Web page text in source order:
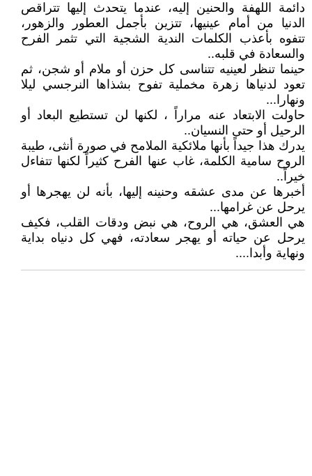
دائمة اللهفة والحنين إليه، عندما يتحدث إليها تتراقص
الدنيا من أمام عينيها، تتزين بأجمل العطور والزهور،
تتفوه بأعذب الكلمات الندية الشجية التي تثمر الفرح
والسعادة في قلبه..
حينما تنظر لعينيه تتناسى كل حزن أو ملام أو شجن، ثم
تعود لدنياها زهرة مخملية تفوح بشذاها النرجسي ليلا
ونهارا...
حاولت الابتعاد عنه مراراً ، لكنها لن تستطيع البعاد أو
الرحيل أو حتى النسيان..
يدرك هذا جيداً بأنها ملائكية الملامح في صورة أنثى، طيبة
الروح سامية الكلمة، غاب عنها الفرح كثيراً لكنها تتفاءل
خيراً..
أخبرها عن مدى عشقه وحنينه إليها، بأنه لن يهجرها أو
يرحل عن غرامها...
هي العشق، هي الروح، هي نبض ودقات القلب، فكيف
يرحل عن حياته أو يهجر سعادته، فهي كل دنياه بداية
ونهاية وأبدا....